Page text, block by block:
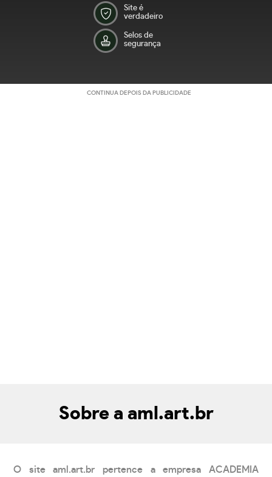
Site é
verdadeiro
Selos de
segurança
CONTINUA DEPOIS DA PUBLICIDADE
Sobre a aml.art.br
O site aml.art.br pertence a empresa ACADEMIA